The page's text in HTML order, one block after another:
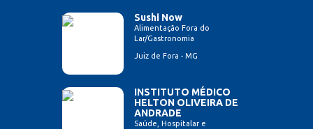
Sushi Now
Alimentação Fora do
Lar/Gastronomia
Juiz de Fora - MG
INSTITUTO MÉDICO
HELTON OLIVEIRA DE
ANDRADE
Saúde, Hospitalar e